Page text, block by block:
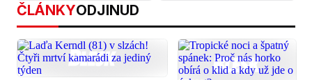
ČLÁNKYODJINUD